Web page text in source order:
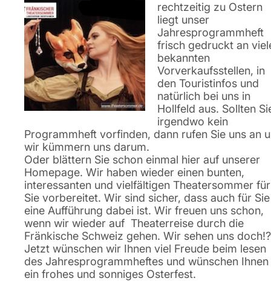
rechtzeitig zu Ostern
liegt unser
Jahresprogrammheft
frisch gedruckt an
bekannten
Vorverkaufsstellen, in
den Touristinfos und
natürlich bei uns in
Hollfeld aus. Sollten
irgendwo kein
Programmheft vorfinden, dann rufen Sie uns an
wir kümmern uns darum.
Oder blättern Sie schon einmal hier auf unserer
Homepage. Wir haben wieder einen bunten,
interessanten und vielfältigen Theatersommer für
Sie vorbereitet. Wir sind sicher, dass auch für Sie
eine Aufführung dabei ist. Wir freuen uns schon,
wenn wir wieder auf Theaterreise durch die
Fränkische Schweiz gehen. Wir sehen uns doch!?
Jetzt wünschen wir Ihnen viel Freude beim lesen
des Jahresprogrammheftes und wünschen Ihnen
ein frohes und sonniges Osterfest.